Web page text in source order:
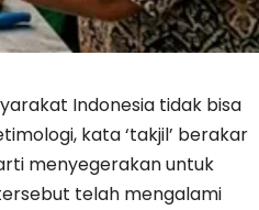
Indonesia tidak bisa
kata ‘takjil’ berakar
menyegerakan untuk
telah mengalami